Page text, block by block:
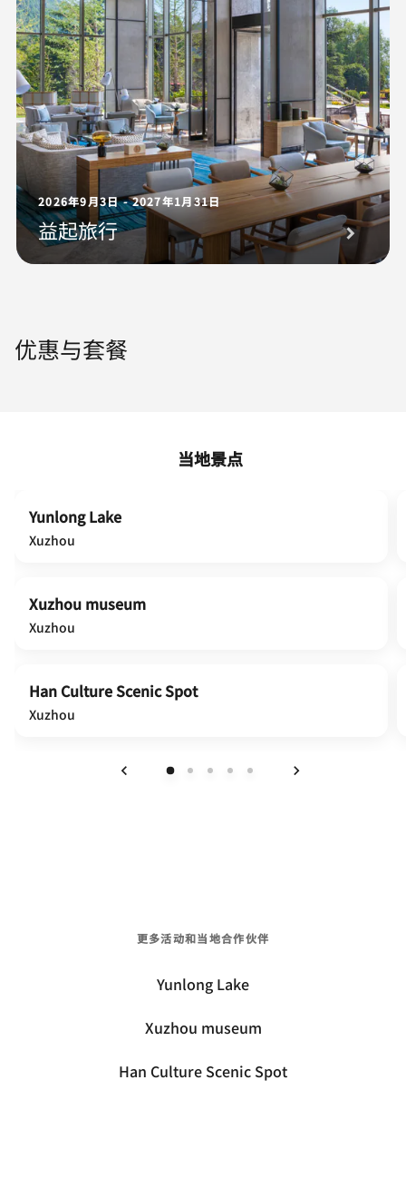
2026年9月3日 - 2027年1月31日
益起旅行
优惠与套餐
当地景点
Yunlong Lake
Xuzhou
Xuzhou museum
Xuzhou
Han Culture Scenic Spot
Xuzhou
更多活动和当地合作伙伴
Yunlong Lake
Xuzhou museum
Han Culture Scenic Spot